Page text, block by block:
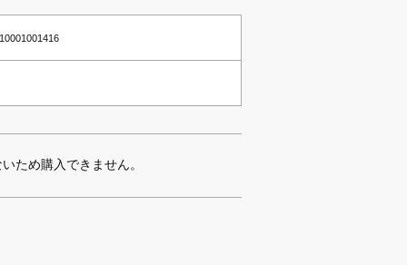
ため購入できません。